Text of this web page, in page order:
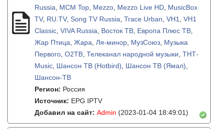
Russia
MCM Top Mezzo Mezzo Live HD MusicBox
TV, RU.TV, Song TV Russia Trace Urban VH1
VH1
Classic VIVA Russia Восток ТВ Европа Плюс ТВ
Жар Птица Жара Ля-минор МузСоюз Музыка
Первого О2ТВ Телеканал народной музыки ТНТ-
Music Шансон ТВ (Hotbird) Шансон ТВ (Ямал)
Шансон-TB
Регион: Россия
Источник: EPG IPTV
Добавил на сайт: Admin (2023-01-04 18:49:01)